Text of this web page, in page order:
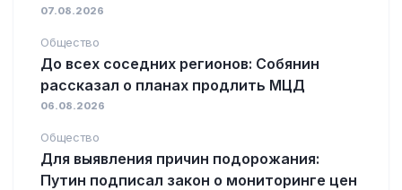
07.08.2026
Общество
До всех соседних регионов: Собянин
рассказал о планах продлить МЦД
06.08.2026
Общество
Для выявления причин подорожания:
Путин подписал закон о мониторинге цен